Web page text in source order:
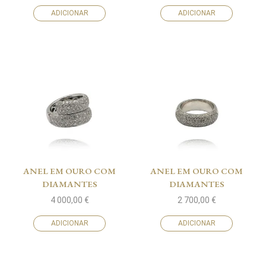
ADICIONAR ADICIONAR
ANEL EM OURO COM
DIAMANTES
4 000,00 €
ADICIONAR
ANEL EM OURO COM
DIAMANTES
2 700,00 €
ADICIONAR